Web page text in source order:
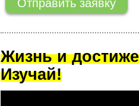
Жизнь и
Изучай!